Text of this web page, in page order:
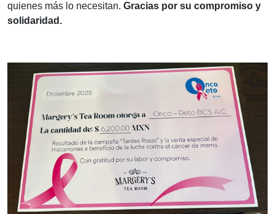
quienes más lo necesitan. Gracias por su compromiso y
solidaridad.